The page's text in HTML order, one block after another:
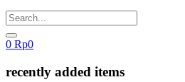
0 Rp0
recently added items